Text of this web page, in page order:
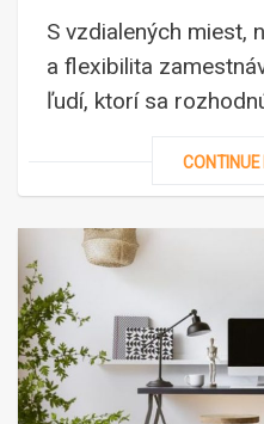
S vzdialených miest,
a flexibilita
ľudí, ktorí sa
CONTINUE